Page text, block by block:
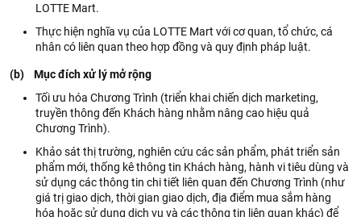
LOTTE Mart.
Thực hiện nghĩa vụ của LOTTE Mart với cơ quan, tổ chức, cá
nhân có liên quan theo hợp đồng và quy định pháp luật.
(b) Mục đích xử lý mở rộng
Tối ưu hóa Chương Trình (triển khai chiến dịch marketing,
truyền thông đến Khách hàng nhằm nâng cao hiệu quả
Chương Trình).
Khảo sát thị trường, nghiên cứu các sản phẩm, phát triển sản
phẩm mới, thống kê thông tin Khách hàng, hành vi tiêu dùng và
sử dụng các thông tin chi tiết liên quan đến Chương Trình (như
giá trị giao dịch, thời gian giao dịch, địa điểm mua sắm hàng
hóa hoặc sử dụng dịch vụ và các thông tin liên quan khác) để